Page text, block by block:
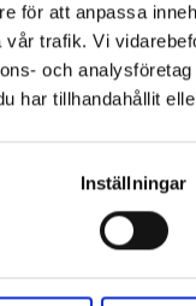
för att anpassa
trafik. Vi
och
har tillhandahållit
Inställningar
1 2021